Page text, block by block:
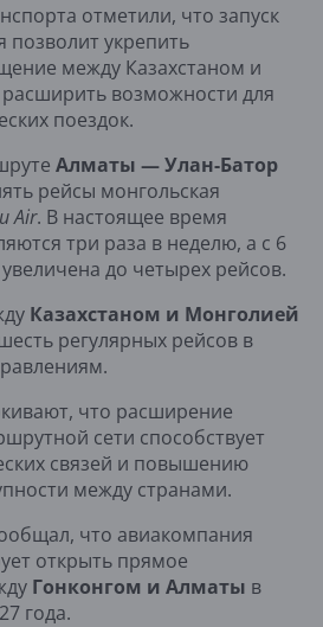
отметили, что запуск
позволит укрепить
между Казахстаном и
возможности для
поездок.
Алматы — Улан-Батор
рейсы монгольская
Air. В настоящее время
три раза в неделю, а с 6
до четырех рейсов.
Казахстаном и Монголией
регулярных рейсов в
что расширение
сети способствует
связей и повышению
между странами.
что авиакомпания
открыть прямое
Гонконгом и Алматы в
года.